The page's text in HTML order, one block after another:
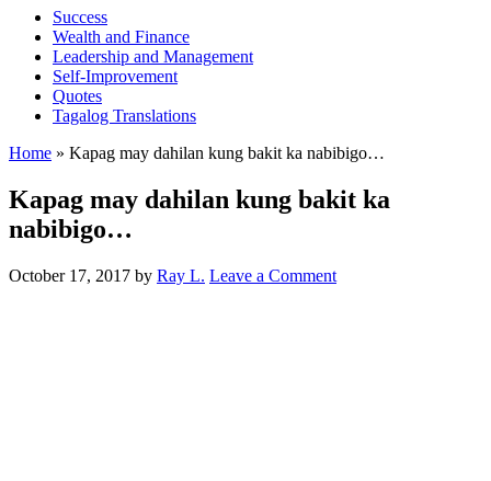
Success
Wealth and Finance
Leadership and Management
Self-Improvement
Quotes
Tagalog Translations
Home » Kapag may dahilan kung bakit ka nabibigo…
Kapag may dahilan kung bakit ka
nabibigo…
October 17, 2017 by Ray L. Leave a Comment